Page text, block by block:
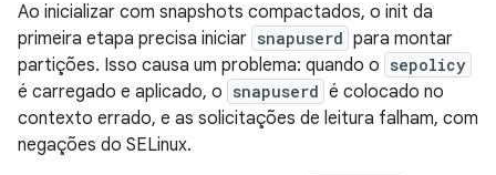
Ao inicializar com snapshots compactados, o init da
primeira etapa precisa iniciar snapuserd para montar
partições. Isso causa um problema: quando o sepolicy
é carregado e aplicado, o snapuserd é colocado no
contexto errado, e as solicitações de leitura falham, com
negações do SELinux.